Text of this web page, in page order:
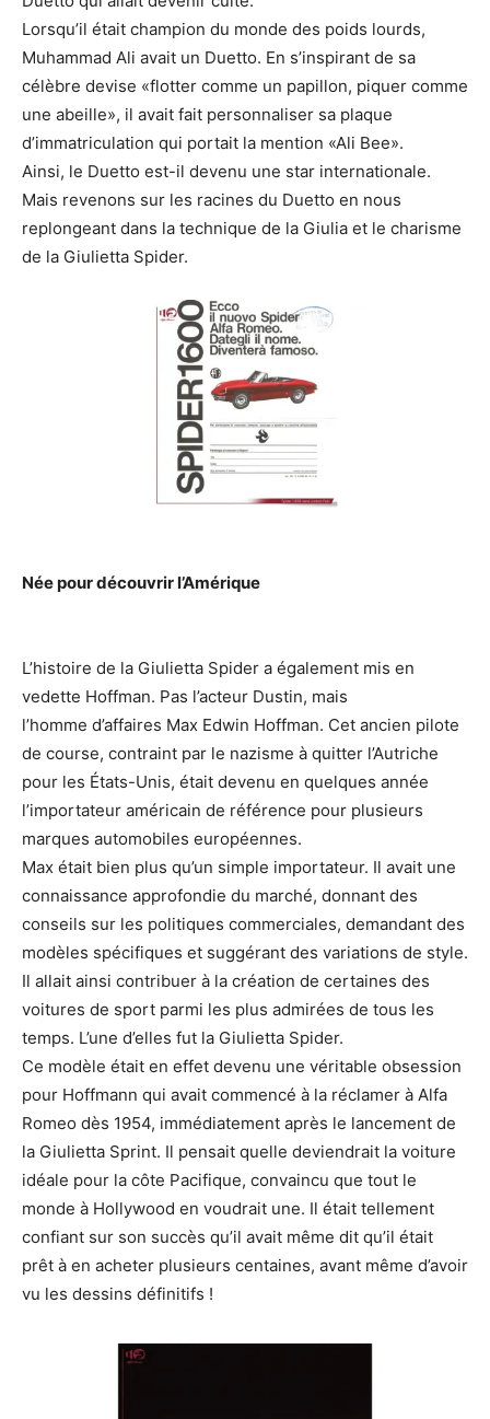
Lorsqu’il était champion du monde des poids lourds,
Muhammad Ali avait un Duetto. En s’inspirant de sa
célèbre devise «flotter comme un papillon, piquer comme
une abeille», il avait fait personnaliser sa plaque
d’immatriculation qui portait la mention «Ali Bee».
Ainsi, le Duetto est-il devenu une star internationale.
Mais revenons sur les racines du Duetto en nous
replongeant dans la technique de la Giulia et le charisme
de la Giulietta Spider.
Née pour découvrir l’Amérique
L’histoire de la Giulietta Spider a également mis en
vedette Hoffman. Pas l’acteur Dustin, mais
l’homme d’affaires Max Edwin Hoffman. Cet ancien pilote
de course, contraint par le nazisme à quitter l’Autriche
pour les États-Unis, était devenu en quelques année
l’importateur américain de référence pour plusieurs
marques automobiles européennes.
Max était bien plus qu’un simple importateur. Il avait une
connaissance approfondie du marché, donnant des
conseils sur les politiques commerciales, demandant des
modèles spécifiques et suggérant des variations de style.
Il allait ainsi contribuer à la création de certaines des
voitures de sport parmi les plus admirées de tous les
temps. L’une d’elles fut la Giulietta Spider.
Ce modèle était en effet devenu une véritable obsession
pour Hoffmann qui avait commencé à la réclamer à Alfa
Romeo dès 1954, immédiatement après le lancement de
la Giulietta Sprint. Il pensait quelle deviendrait la voiture
idéale pour la côte Pacifique, convaincu que tout le
monde à Hollywood en voudrait une. Il était tellement
confiant sur son succès qu’il avait même dit qu’il était
prêt à en acheter plusieurs centaines, avant même d’avoir
vu les dessins définitifs !